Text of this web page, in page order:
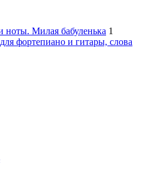
ноты. Милая бабуленька 1
фортепиано и гитары, слова